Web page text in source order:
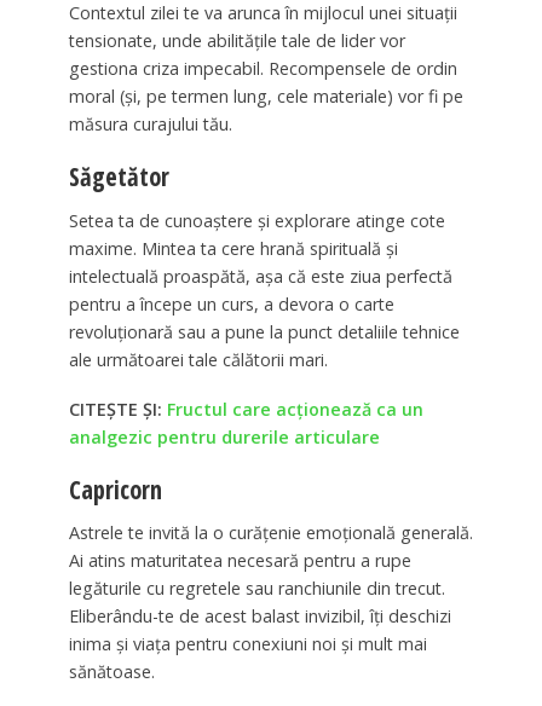
Contextul zilei te va arunca în mijlocul unei situații
tensionate, unde abilitățile tale de lider vor
gestiona criza impecabil. Recompensele de ordin
moral (și, pe termen lung, cele materiale) vor fi pe
măsura curajului tău.
Săgetător
Setea ta de cunoaștere și explorare atinge cote
maxime. Mintea ta cere hrană spirituală și
intelectuală proaspătă, așa că este ziua perfectă
pentru a începe un curs, a devora o carte
revoluționară sau a pune la punct detaliile tehnice
ale următoarei tale călătorii mari.
CITEȘTE ȘI: Fructul care acționează ca un
analgezic pentru durerile articulare
Capricorn
Astrele te invită la o curățenie emoțională generală.
Ai atins maturitatea necesară pentru a rupe
legăturile cu regretele sau ranchiunile din trecut.
Eliberându-te de acest balast invizibil, îți deschizi
inima și viața pentru conexiuni noi și mult mai
sănătoase.